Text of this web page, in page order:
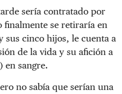
sería contratado por
finalmente se retiraría en
sus cinco hijos, le cuenta a
de la vida y su afición a
en sangre.
no sabía que serían una